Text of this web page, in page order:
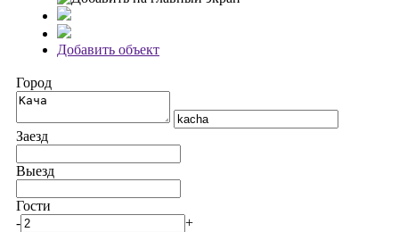
Добавить объект
Город
Заезд
Выезд
Гости
-
+